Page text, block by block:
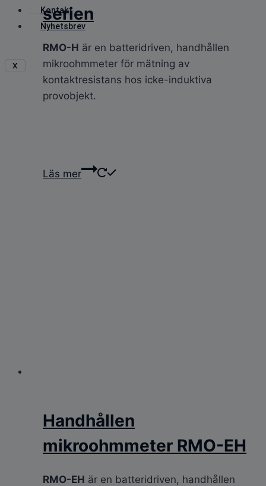
Kontakt
Nyhetsbrev
X
serien
RMO-H är en batteridriven, handhållen
mikroohmmeter för mätning av
kontaktresistans hos icke-induktiva
provobjekt.
Läs mer
Handhållen
mikroohmmeter RMO-EH
RMO-EH är en batteridriven, handhållen